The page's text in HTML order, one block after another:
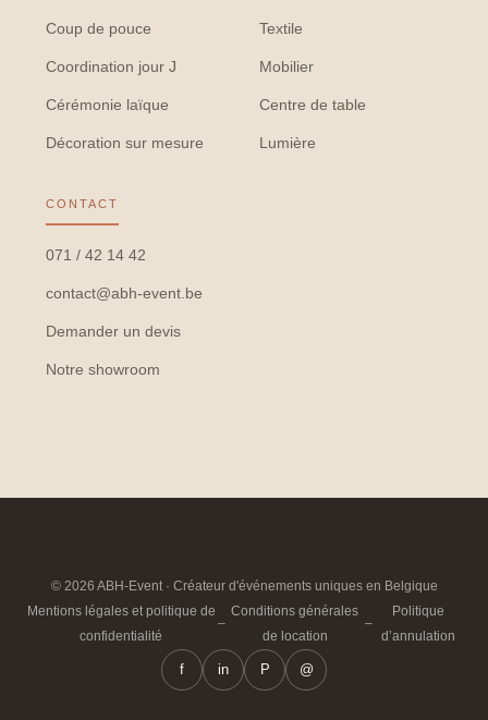
Coup de pouce
Coordination jour J
Cérémonie laïque
Décoration sur mesure
Textile
Mobilier
Centre de table
Lumière
CONTACT
071 / 42 14 42
contact@abh-event.be
Demander un devis
Notre showroom
© 2026 ABH-Event · Créateur d'événements uniques en Belgique
Mentions légales et politique de
confidentialité
–
Conditions générales
de location
–
Politique
d’annulation
f in P @